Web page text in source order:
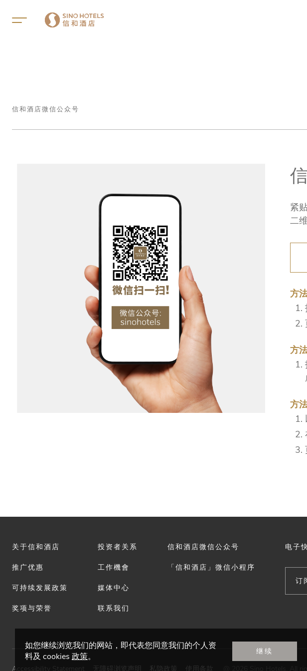
信和酒店微信公众号
紧
二
方
方
方
关于信和酒店
推广优惠
可持续发展政策
奖项与荣誉
投资者关系
工作機會
媒体中心
联系我们
信和酒店微信公众号
「信和酒店」微信小程序
电子
订
Accessibility Statement 无障碍浏览声明 私隐政策 使用条款 @ 2026 Sino Hotels. All
如您继续浏览我们的网站，即代表您同意我们的个人资
料及 cookies 政策。
继续